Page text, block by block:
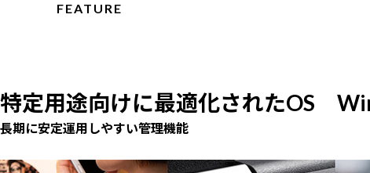
FEATURE
特定用途向けに最適化されたOS
長期に安定運用しやすい管理機能